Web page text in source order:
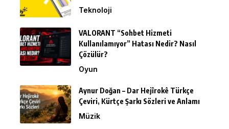
Teknoloji
VALORANT “Sohbet Hizmeti
Kullanılamıyor” Hatası Nedir? Nasıl
Çözülür?
Oyun
Aynur Doğan – Dar Hejîrokê Türkçe
Çeviri, Kürtçe Şarkı Sözleri ve Anlamı
Müzik